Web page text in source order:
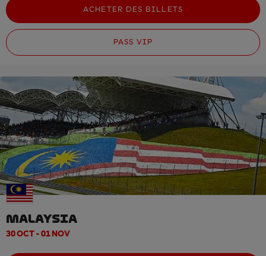
ACHETER DES BILLETS
PASS VIP
MALAYSIA
30 OCT - 01 NOV